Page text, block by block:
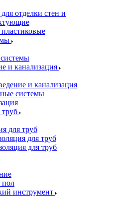
отделки стен и
и канализация
и канализация
системы
для труб
для труб
для труб
пол
инструмент